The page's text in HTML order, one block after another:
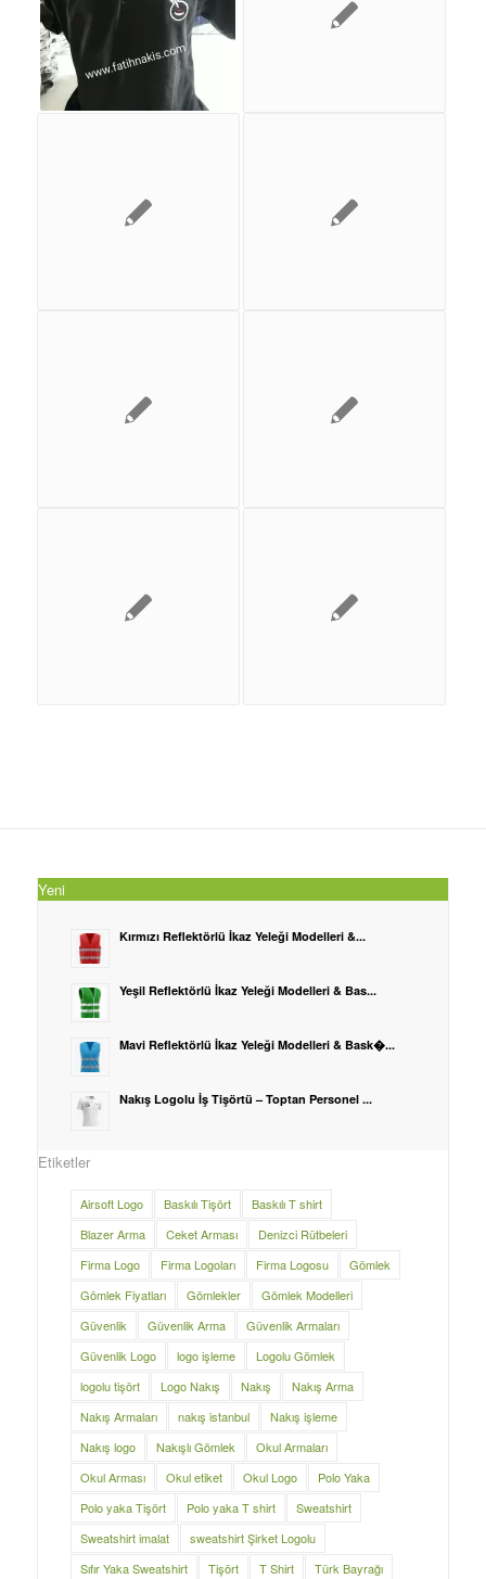
Yeni
Kırmızı Reflektörlü İkaz Yeleği Modelleri &...
Yeşil Reflektörlü İkaz Yeleği Modelleri & Bas...
Mavi Reflektörlü İkaz Yeleği Modelleri & Bask�...
Nakış Logolu İş Tişörtü – Toptan Personel ...
Etiketler
Airsoft Logo Baskılı Tişört
Baskılı T shirt
Blazer Arma
Ceket Arması
Denizci Rütbeleri
Firma Logo
Firma Logoları Firma Logosu
Gömlek
Gömlek Fiyatları
Gömlekler
Gömlek Modelleri
Güvenlik
Güvenlik Arma
Güvenlik Armaları
Güvenlik Logo
logo işleme
Logolu Gömlek
logolu tişört
Logo Nakış Nakış
Nakış Arma
Nakış Armaları
nakış istanbul
Nakış işleme
Nakış logo
Nakışlı Gömlek
Okul Armaları
Okul Arması
Okul etiket Okul Logo
Polo Yaka
Polo yaka Tişört
Polo yaka T shirt
Sweatshirt
Sweatshirt imalat
sweatshirt Şirket Logolu
Sıfır Yaka Sweatshirt
Tişört T Shirt
Türk Bayrağı